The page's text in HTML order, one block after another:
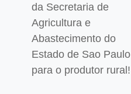
da Secretaria de
Agricultura e
Abastecimento do
Estado de Sao Paulo
para o produtor rural!